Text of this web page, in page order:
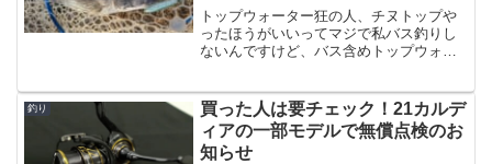
釣果】
トップウォーター狂の人、チヌトップや
ったほうがいいってマジで私バス釣りし
ないんですけど、バス含めトップウォー
ならまだまだトップに出ますっていうの
が近年わかって来てお...
釣り
買った人は要チェック！21カルデ
ィアの一部モデルで無償点検のお
知らせ